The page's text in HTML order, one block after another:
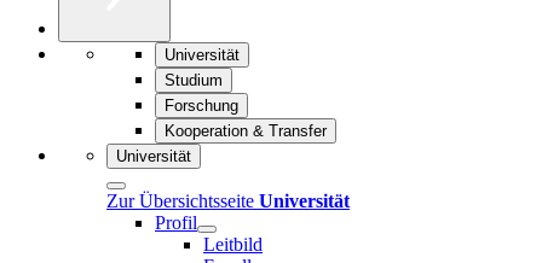
Universität
Studium
Forschung
Kooperation & Transfer
Universität
Zur Übersichtsseite Universität
Profil
Leitbild